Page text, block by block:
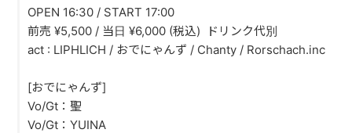
BAND
VIDEO
DISCOGRAPHY
BLOG
OPEN 16:30 / START 17:00
前売 ¥5,500 / 当日 ¥6,000 (税込) ドリンク代別
act : LIPHLICH / おでにゃんず / Chanty / Rorschach.inc
[おでにゃんず]
Vo/Gt：聖
Vo/Gt：YUINA